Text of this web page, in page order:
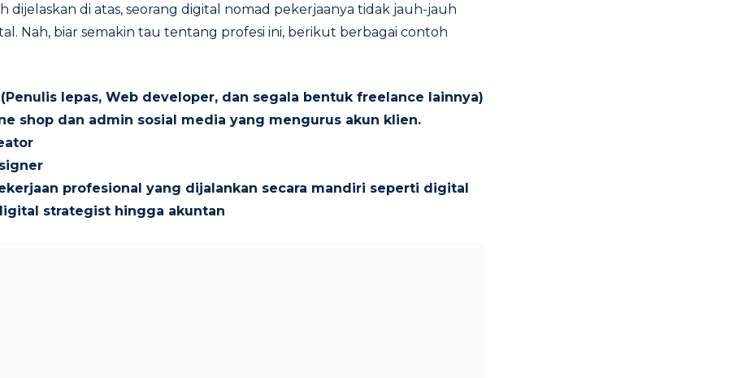
dijelaskan di atas, seorang digital nomad pekerjaanya tidak jauh-jauh
Nah, biar semakin tau tentang profesi ini, berikut berbagai contoh
lepas, Web developer, dan segala bentuk freelance lainnya)
shop dan admin sosial media yang mengurus akun klien.
profesional yang dijalankan secara mandiri seperti digital
strategist hingga akuntan